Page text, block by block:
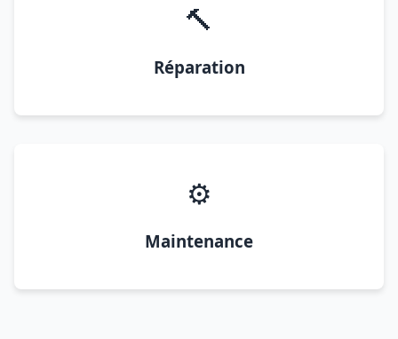
🔨
Réparation
⚙️
Maintenance